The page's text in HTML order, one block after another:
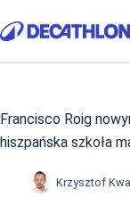
do
Francisco Roig
hiszpańska szkoła
Krzysztof